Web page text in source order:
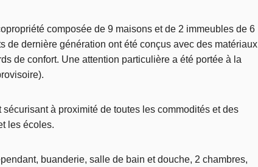
composée de 9 maisons et de 2 immeubles de 6
de dernière génération ont été conçus avec des matériaux
de confort. Une attention particulière a été portée à la
à proximité de toutes les commodités et des
les écoles.
buanderie, salle de bain et douche, 2 chambres,